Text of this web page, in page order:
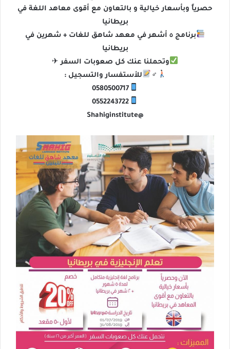
حصرياً وبأسعار خيالية و بالتعاون مع أقوى معاهد اللغة في
بريطانيا
برنامج ٥ أشهر في معهد شاهق للغات + شهرين في
بريطانيا
وتحملنا عنك كل صعوبات السفر ✈
‍♂
للأستفسار والتسجيل :
0580500717
0552243722
‏@Shahiginstitute